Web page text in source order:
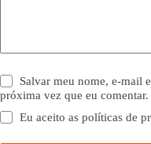
Salvar meu nome, e-mail
próxima vez que eu comentar.
Eu aceito aspolíticas de